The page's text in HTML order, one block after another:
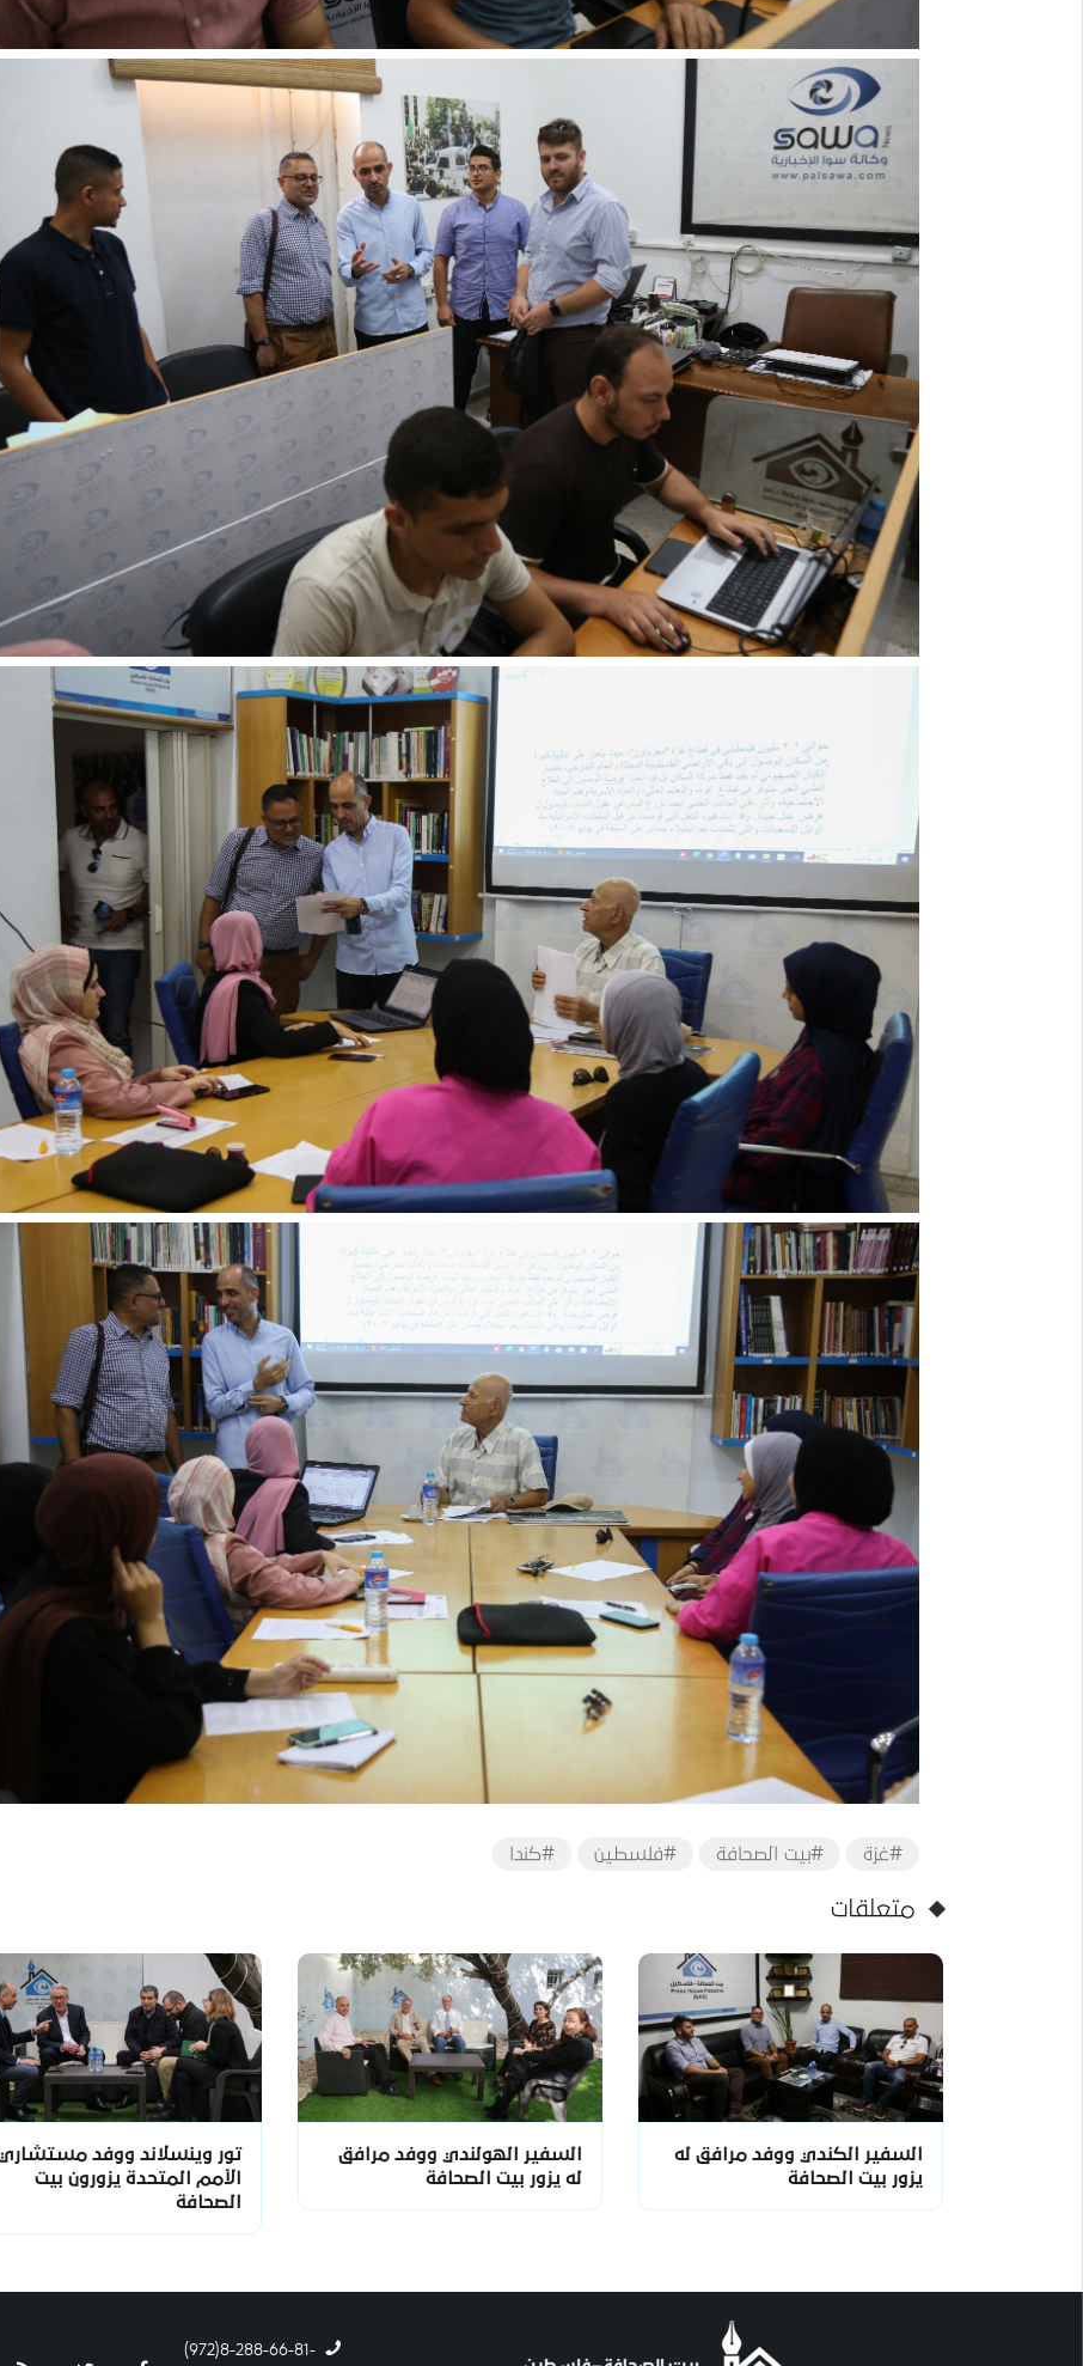
#غزة #بيت الصحافة #فلسطين #كندا
متعلقات
السفير الكندي ووفد مرافق له
يزور بيت الصحافة
السفير الهولندي ووفد مرافق
له يزور بيت الصحافة
تور وينسلاند ووفد مستشاري
الأمم المتحدة يزورون بيت
الصحافة
-8-288-66-81(972)